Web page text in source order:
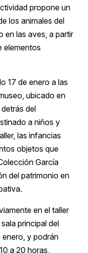
propone un
los animales del
en las aves, a partir
elementos
17 de enero a las
ubicado en
del
a niños y
las infancias
objetos que
García
del patrimonio en
en el taller
principal del
enero, y podrán
a 20 horas,